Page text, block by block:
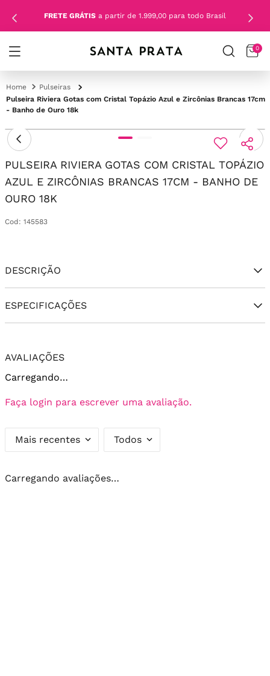
FRETE GRÁTIS a partir de 1.999,00 para todo Brasil
0
Pulseiras
Pulseira Riviera Gotas com Cristal Topázio Azul e Zircônias Brancas 17cm
- Banho de Ouro 18k
PULSEIRA RIVIERA GOTAS COM CRISTAL TOPÁZIO
AZUL E ZIRCÔNIAS BRANCAS 17CM - BANHO DE
OURO 18K
Cod : 145583
DESCRIÇÃO
ESPECIFICAÇÕES
AVALIAÇÕES
Carregando…
Faça login para escrever uma avaliação.
Mais recentes Todos
Carregando avaliações…